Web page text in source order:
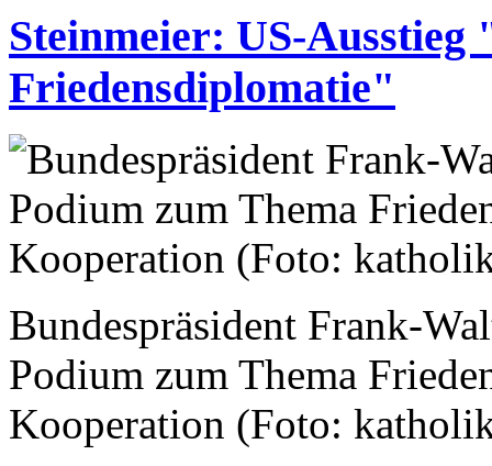
Steinmeier: US-
Friedensdiplomatie"
Bundespräsident Frank-
Podium zum Thema
Kooperation (Foto: